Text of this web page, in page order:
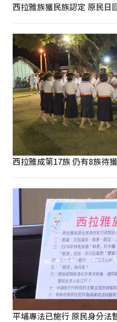
西拉雅族獲民族認定 原民日
西拉雅成第17族 仍有8族待
平埔專法已施行 原民身分法